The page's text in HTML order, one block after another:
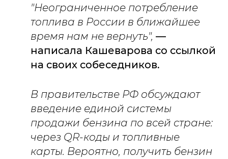
"Неограниченное потребление
топлива в России в ближайшее
время нам не вернуть", —
написала Кашеварова со ссылкой
на своих собеседников.
В правительстве РФ обсуждают
введение единой системы
продажи бензина по всей стране:
через QR-коды и топливные
карты. Вероятно, получить бензин